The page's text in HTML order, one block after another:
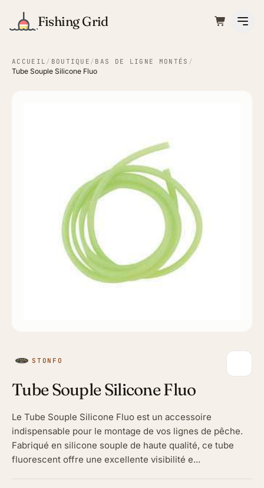
Fishing Grid
ACCUEIL / BOUTIQUE / BAS DE LIGNE MONTÉS /
Tube Souple Silicone Fluo
STONFO
Tube Souple Silicone Fluo
Le Tube Souple Silicone Fluo est un accessoire
indispensable pour le montage de vos lignes de pêche.
Fabriqué en silicone souple de haute qualité, ce tube
fluorescent offre une excellente visibilité e...